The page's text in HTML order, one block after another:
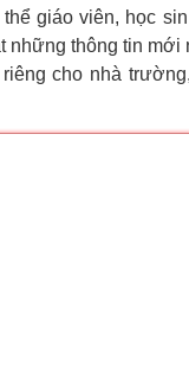
giáo viên, học
những thông tin
cho nhà